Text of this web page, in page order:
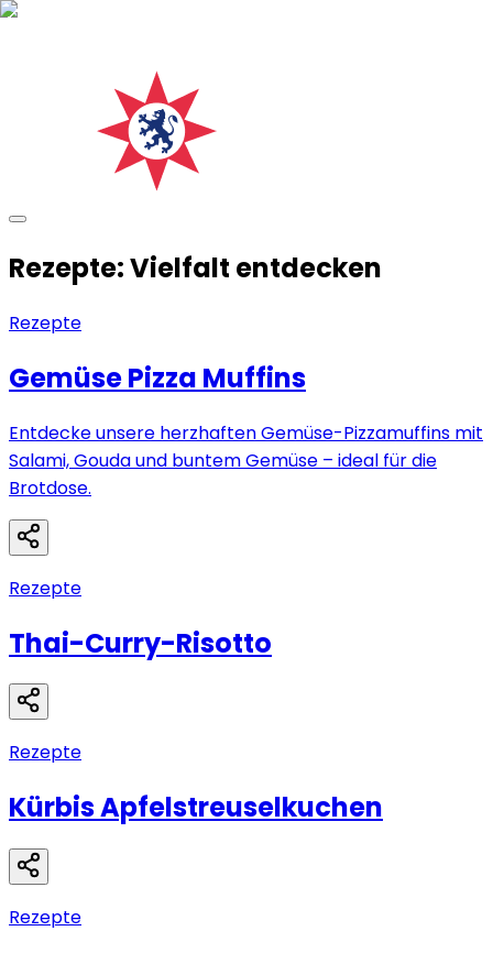
Rezepte: Vielfalt entdecken
Rezepte
Gemüse Pizza Muffins
Entdecke unsere herzhaften Gemüse-Pizzamuffins mit
Salami, Gouda und buntem Gemüse – ideal für die
Brotdose.
Rezepte
Thai-Curry-Risotto
Rezepte
Kürbis Apfelstreuselkuchen
Rezepte